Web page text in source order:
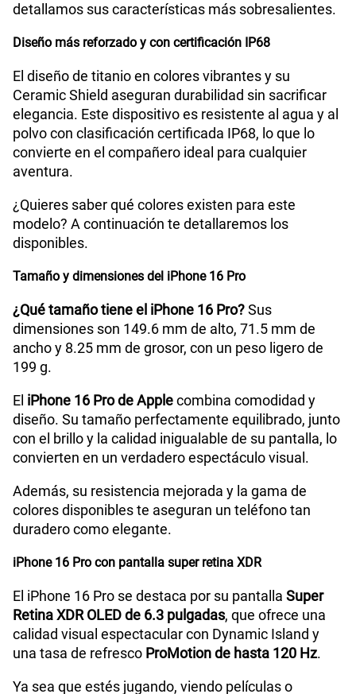
detallamos sus características más sobresalientes.
Diseño más reforzado y con certificación IP68
El diseño de titanio en colores vibrantes y su
Ceramic Shield aseguran durabilidad sin sacrificar
elegancia. Este dispositivo es resistente al agua y al
polvo con clasificación certificada IP68, lo que lo
convierte en el compañero ideal para cualquier
aventura.
¿Quieres saber qué colores existen para este
modelo? A continuación te detallaremos los
disponibles.
Tamaño y dimensiones del iPhone 16 Pro
¿Qué tamaño tiene el iPhone 16 Pro?Sus
dimensiones son 149.6 mm de alto, 71.5 mm de
ancho y 8.25 mm de grosor, con un peso ligero de
199 g.
El iPhone 16 Pro de Applecombina comodidad y
diseño. Su tamaño perfectamente equilibrado, junto
con el brillo y la calidad inigualable de su pantalla, lo
convierten en un verdadero espectáculo visual.
Además, su resistencia mejorada y la gama de
colores disponibles te aseguran un teléfono tan
duradero como elegante.
iPhone 16 Pro con pantalla super retina XDR
El iPhone 16 Pro se destaca por su pantalla Super
Retina XDR OLED de 6.3 pulgadas, que ofrece una
calidad visual espectacular con Dynamic Island y
una tasa de refresco ProMotion de hasta 120 Hz.
Ya sea que estés jugando, viendo películas o